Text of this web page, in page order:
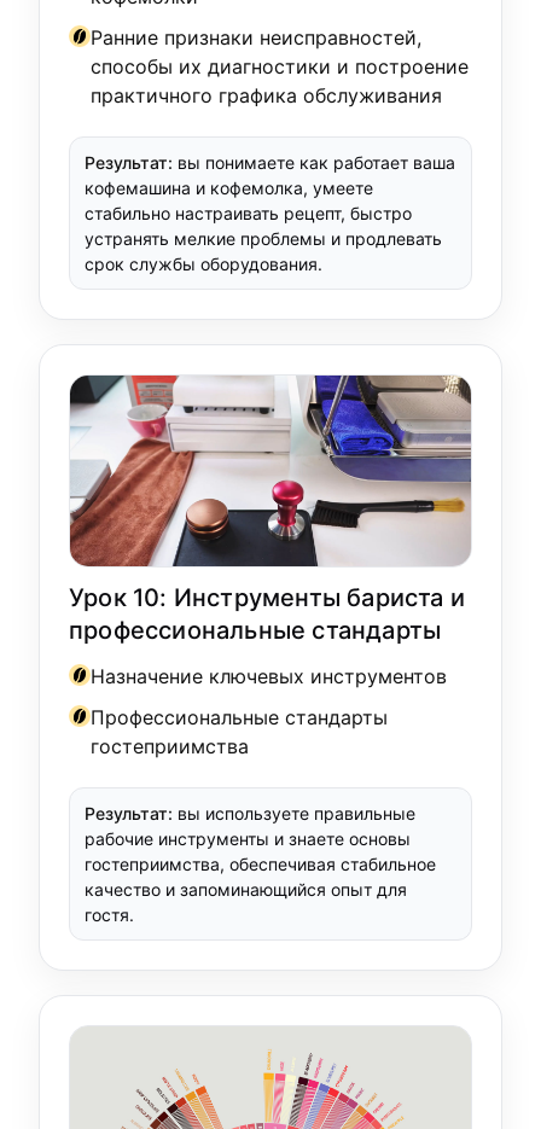
Ранние признаки неисправностей,
способы их диагностики и построение
практичного графика обслуживания
Результат: вы понимаете как работает ваша
кофемашина и кофемолка, умеете
стабильно настраивать рецепт, быстро
устранять мелкие проблемы и продлевать
срок службы оборудования.
Урок 10: Инструменты бариста и
профессиональные стандарты
Назначение ключевых инструментов
Профессиональные стандарты
гостеприимства
Результат: вы используете правильные
рабочие инструменты и знаете основы
гостеприимства, обеспечивая стабильное
качество и запоминающийся опыт для
гостя.